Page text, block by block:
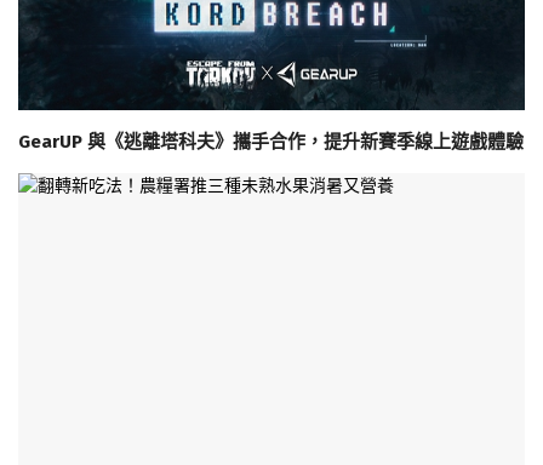
GearUP 與《逃離塔科夫》攜手合作，提升新賽季線上遊戲體驗